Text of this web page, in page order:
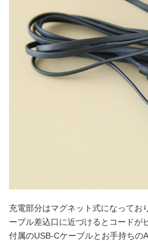
充電部分はマグネット式になってお
ーブル差込口に近づけるとコードが
付属のUSB-Cケーブルとお手持ちの